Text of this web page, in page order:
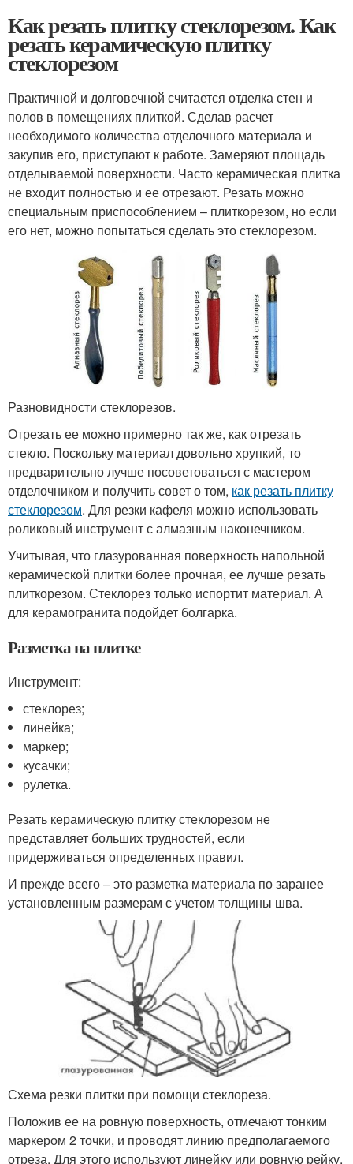
Как резать плитку стеклорезом. Как
резать керамическую плитку
стеклорезом
Практичной и долговечной считается отделка стен и
полов в помещениях плиткой. Сделав расчет
необходимого количества отделочного материала и
закупив его, приступают к работе. Замеряют площадь
отделываемой поверхности. Часто керамическая плитка
не входит полностью и ее отрезают. Резать можно
специальным приспособлением – плиткорезом, но если
его нет, можно попытаться сделать это стеклорезом.
Разновидности стеклорезов.
Отрезать ее можно примерно так же, как отрезать
стекло. Поскольку материал довольно хрупкий, то
предварительно лучше посоветоваться с мастером
отделочником и получить совет о том, как резать плитку
стеклорезом. Для резки кафеля можно использовать
роликовый инструмент с алмазным наконечником.
Учитывая, что глазурованная поверхность напольной
керамической плитки более прочная, ее лучше резать
плиткорезом. Стеклорез только испортит материал. А
для керамогранита подойдет болгарка.
Разметка на плитке
Инструмент:
стеклорез;
линейка;
маркер;
кусачки;
рулетка.
Резать керамическую плитку стеклорезом не
представляет больших трудностей, если
придерживаться определенных правил.
И прежде всего – это разметка материала по заранее
установленным размерам с учетом толщины шва.
Схема резки плитки при помощи стеклореза.
Положив ее на ровную поверхность, отмечают тонким
маркером 2 точки, и проводят линию предполагаемого
отреза. Для этого используют линейку или ровную рейку.